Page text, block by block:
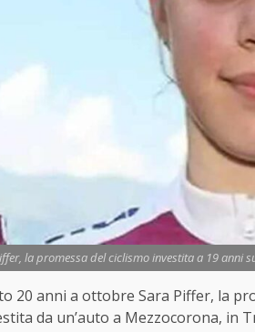
la promessa del ciclismo investita a 19 anni
20 anni a ottobre Sara Piffer, la
da un’auto a Mezzocorona, in